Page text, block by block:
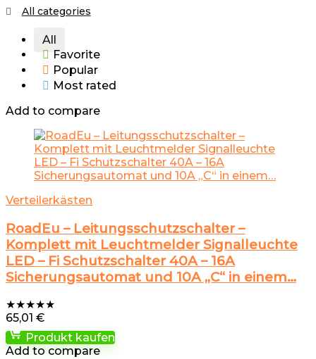
All categories
All
Favorite
Popular
Most rated
Add to compare
Verteilerkästen
RoadEu – Leitungsschutzschalter –
Komplett mit Leuchtmelder Signalleuchte
LED – Fi Schutzschalter 40A – 16A
Sicherungsautomat und 10A „C“ in einem…
★★★★★
65,01 €
Produkt kaufen
Add to compare